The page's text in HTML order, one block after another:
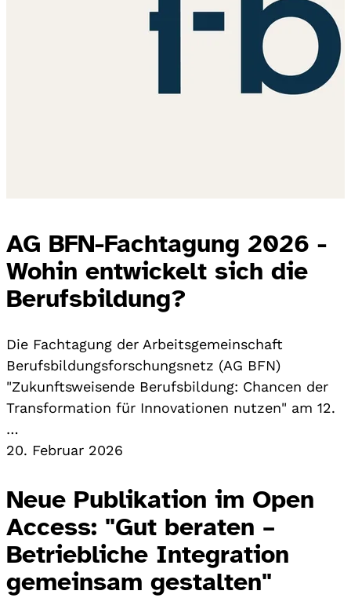
AG BFN-Fachtagung 2026 -
Wohin entwickelt sich die
Berufsbildung?
Die Fachtagung der Arbeitsgemeinschaft
Berufsbildungsforschungsnetz (AG BFN)
"Zukunftsweisende Berufsbildung: Chancen der
Transformation für Innovationen nutzen" am 12.
…
20. Februar 2026
Neue Publikation im Open
Access: "Gut beraten –
Betriebliche Integration
gemeinsam gestalten"